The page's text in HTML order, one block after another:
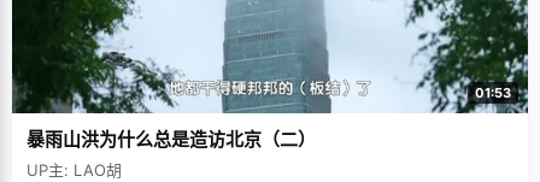
01:53
暴雨山洪为什么总是造访北京（二）
UP主: LAO胡